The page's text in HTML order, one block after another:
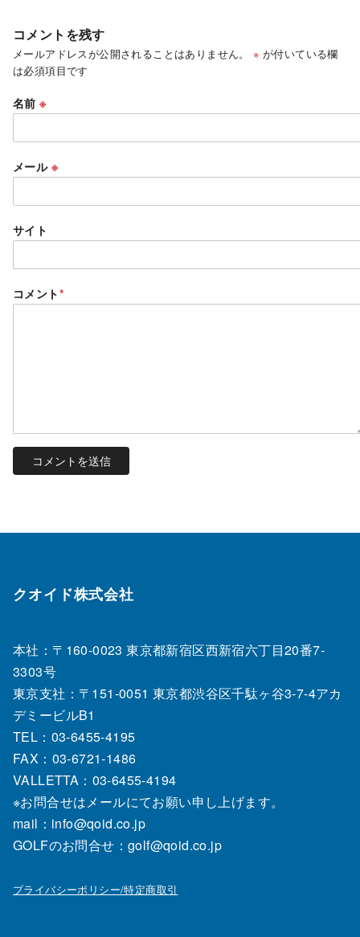
コメントを残す
メールアドレスが公開されることはありません。 ※ が付いている欄
は必須項目です
名前※
メール ※
サイト
コメント*
クオイド株式会社
本社：〒160-0023 東京都新宿区西新宿六丁目20番7‐
3303号
東京支社：〒151‐0051 東京都渋谷区千駄ヶ谷3-7-4アカ
デミービルB1
TEL：03‐6455‐4195
FAX：03‐6721‐1486
VALLETTA：03-6455-4194
※お問合せはメールにてお願い申し上げます。
mail：info@qoid.co.jp
GOLFのお問合せ：golf@qoid.co.jp
プライバシーポリシー/特定商取引